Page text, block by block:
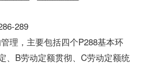
289
，主要包括四个P288基本环
、B劳动定额贯彻、C劳动定额统